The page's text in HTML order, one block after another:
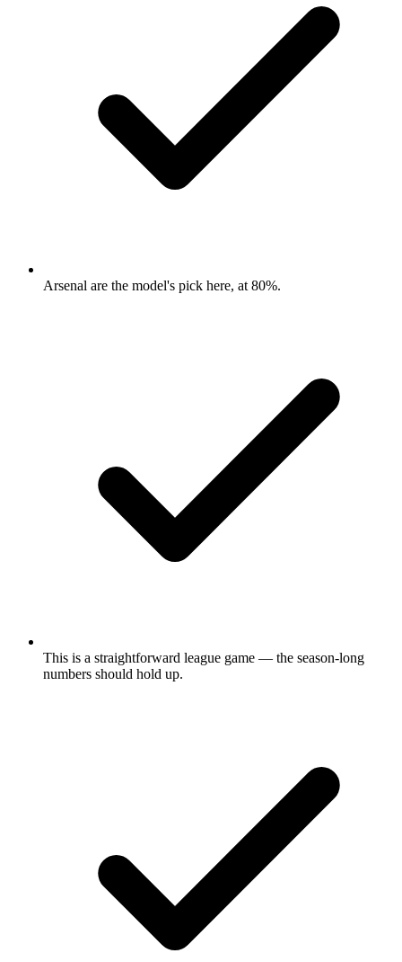
Arsenal are the model's pick here, at 80%.
This is a straightforward league game — the season-long
numbers should hold up.